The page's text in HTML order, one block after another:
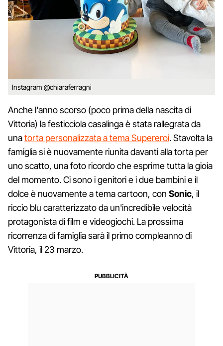
Instagram @chiaraferragni
Anche l'anno scorso (poco prima della nascita di
Vittoria) la festicciola casalinga è stata rallegrata da
unatorta personalizzata a tema Supereroi. Stavolta la
famiglia si è nuovamente riunita davanti alla torta per
uno scatto, una foto ricordo che esprime tutta la gioia
del momento. Ci sono i genitori e i due bambini e il
dolce è nuovamente a tema cartoon, con Sonic, il
riccio blu caratterizzato da un'incredibile velocità
protagonista di film e videogiochi. La prossima
ricorrenza di famiglia sarà il primo compleanno di
Vittoria, il 23 marzo.